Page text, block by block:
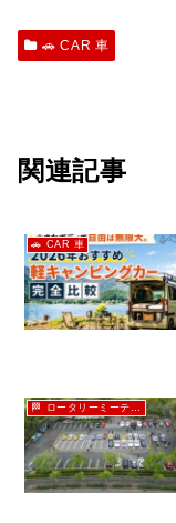
🚗 CAR 車
関連記事
🚗 CAR 車
🏁 ロータリーミーティングin九州